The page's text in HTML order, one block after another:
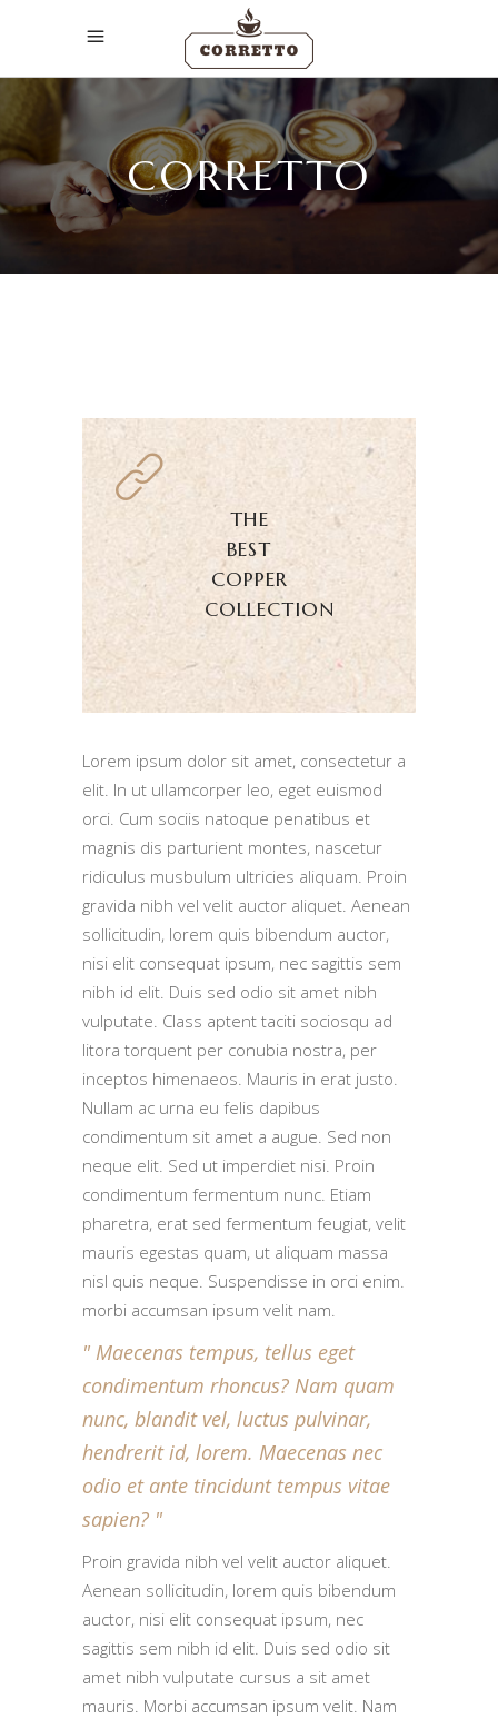
CORRETTO
THE
BEST
COPPER
COLLECTION
Lorem ipsum dolor sit amet, consectetur a
elit. In ut ullamcorper leo, eget euismod
orci. Cum sociis natoque penatibus et
magnis dis parturient montes, nascetur
ridiculus musbulum ultricies aliquam. Proin
gravida nibh vel velit auctor aliquet. Aenean
sollicitudin, lorem quis bibendum auctor,
nisi elit consequat ipsum, nec sagittis sem
nibh id elit. Duis sed odio sit amet nibh
vulputate. Class aptent taciti sociosqu ad
litora torquent per conubia nostra, per
inceptos himenaeos. Mauris in erat justo.
Nullam ac urna eu felis dapibus
condimentum sit amet a augue. Sed non
neque elit. Sed ut imperdiet nisi. Proin
condimentum fermentum nunc. Etiam
pharetra, erat sed fermentum feugiat, velit
mauris egestas quam, ut aliquam massa
nisl quis neque. Suspendisse in orci enim.
morbi accumsan ipsum velit nam.
Maecenas tempus, tellus eget
condimentum rhoncus? Nam quam
nunc, blandit vel, luctus pulvinar,
hendrerit id, lorem. Maecenas nec
odio et ante tincidunt tempus vitae
sapien?
Proin gravida nibh vel velit auctor aliquet.
Aenean sollicitudin, lorem quis bibendum
auctor, nisi elit consequat ipsum, nec
sagittis sem nibh id elit. Duis sed odio sit
amet nibh vulputate cursus a sit amet
mauris. Morbi accumsan ipsum velit. Nam